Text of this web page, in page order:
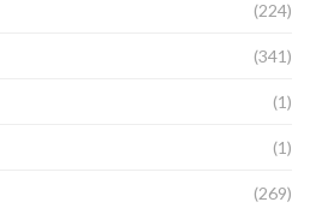
(224)
(341)
(1)
(1)
(269)